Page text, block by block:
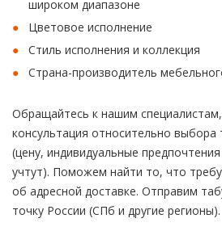
широком диапазоне
Цветовое исполнение
Стиль исполнения и коллекция
Страна-производитель
Обращайтесь к нашим
консультация относительно выбора
(цену, индивидуальные
учтут). Поможем найти то, что
об адресной доставке. Отправим
точку России (СПб и другие регионы).